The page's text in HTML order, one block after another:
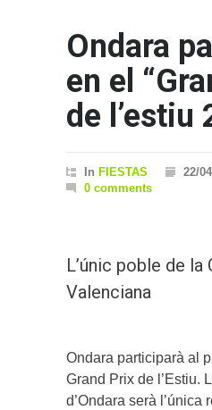
Ondara
en el
de l’estiu
In FIESTAS
22/
0 comments
L’únic poble de la
Valenciana
Ondara participarà al
Grand Prix de l’Estiu.
d’Ondara serà l’única